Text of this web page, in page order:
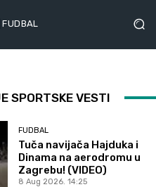
FUDBAL
SPORTSKE VESTI
FUDBAL
Tuča navijača Hajduka i
Dinama na aerodromu u
Zagrebu! (VIDEO)
8 Aug 2026. 14:25